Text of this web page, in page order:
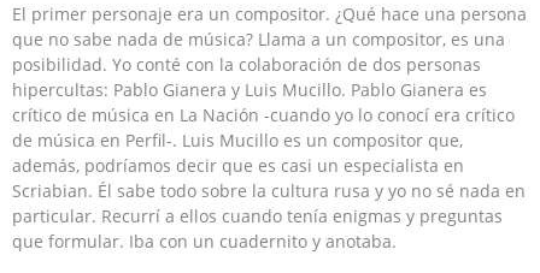
El primer personaje era un compositor. ¿Qué hace una persona
que no sabe nada de música? Llama a un compositor, es una
posibilidad. Yo conté con la colaboración de dos personas
hipercultas: Pablo Gianera y Luis Mucillo. Pablo Gianera es
crítico de música en La Nación -cuando yo lo conocí era crítico
de música en Perfil-. Luis Mucillo es un compositor que,
además, podríamos decir que es casi un especialista en
Scriabian. Él sabe todo sobre la cultura rusa y yo no sé nada en
particular. Recurrí a ellos cuando tenía enigmas y preguntas
que formular. Iba con un cuadernito y anotaba.